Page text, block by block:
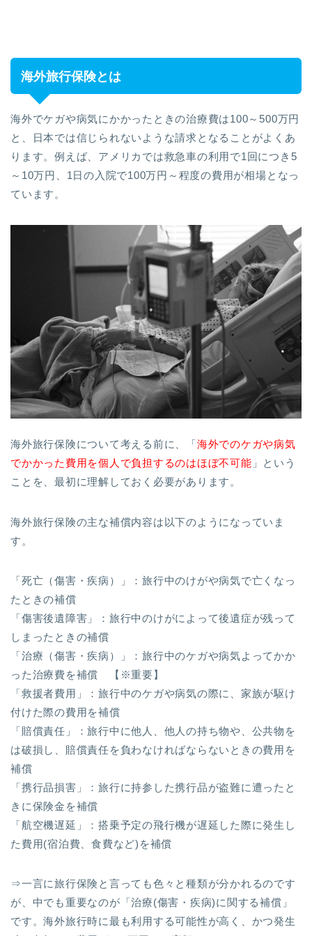
海外旅行保険とは
海外でケガや病気にかかったときの治療費は100～500万円
と、日本では信じられないような請求となることがよくあ
ります。例えば、アメリカでは救急車の利用で1回につき5
～10万円、1日の入院で100万円～程度の費用が相場となっ
ています。
海外旅行保険について考える前に、「海外でのケガや病気
でかかった費用を個人で負担するのはほぼ不可能 」という
ことを、最初に理解しておく必要があります。
海外旅行保険の主な補償内容は以下のようになっていま
す。
「死亡（傷害・疾病）」：旅行中のけがや病気で亡くなっ
たときの補償
「傷害後遺障害」：旅行中のけがによって後遺症が残って
しまったときの補償
「治療（傷害・疾病）」：旅行中のケガや病気よってかか
った治療費を補償 【※重要】
「救援者費用」：旅行中のケガや病気の際に、家族が駆け
付けた際の費用を補償
「賠償責任」：旅行中に他人、他人の持ち物や、公共物を
は破損し、賠償責任を負わなければならないときの費用を
補償
「携行品損害」：旅行に持参した携行品が盗難に遭ったと
きに保険金を補償
「航空機遅延」：搭乗予定の飛行機が遅延した際に発生し
た費用(宿泊費、食費など)を補償
⇒一言に旅行保険と言っても色々と種類が分かれるのです
が、中でも重要なのが「治療(傷害・疾病)に関する補償」
です。海外旅行時に最も利用する可能性が高く、かつ発生